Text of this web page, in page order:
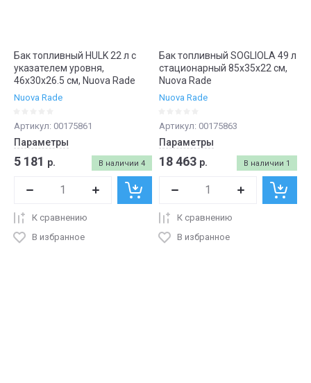
Бак топливный HULK 22 л c
указателем уровня,
46х30х26.5 см, Nuova Rade
Nuova Rade
Артикул: 00175861
Параметры
В наличии 4
5 181 р.
К сравнению
В избранное
Бак топливный SOGLIOLA 49 л
стационарный 85х35х22 см,
Nuova Rade
Nuova Rade
Артикул: 00175863
Параметры
В наличии 1
18 463 р.
К сравнению
В избранное